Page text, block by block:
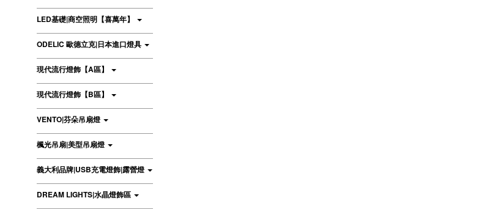
LED基礎|商空照明【喜萬年】
ODELIC 歐德立克|日本進口燈具
現代流行燈飾【A區】
現代流行燈飾【B區】
VENTO|芬朵吊扇燈
楓光吊扇|美型吊扇燈
義大利品牌|USB充電燈飾|露營燈
DREAM LIGHTS|水晶燈飾區